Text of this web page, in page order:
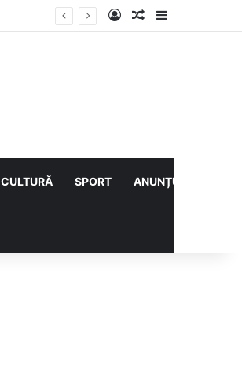
Log InArticol aleatoriu
Sidebar
CULTURĂ SPORT ANUNȚURI